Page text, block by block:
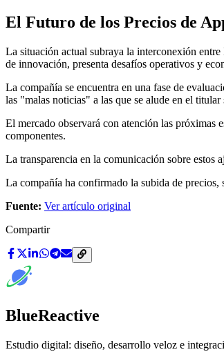
El Futuro de los Precios de
La situación actual subraya la interconexión
de innovación, presenta desafíos operativos y
La compañía se encuentra en una fase de
las "malas noticias" a las que se alude en el
El mercado observará con atención las próximas
componentes.
La transparencia en la comunicación sobre estos
La compañía ha confirmado la subida de precios,
Fuente: Ver artículo original
Compartir
BlueReactive
Estudio digital: diseño, desarrollo veloz e